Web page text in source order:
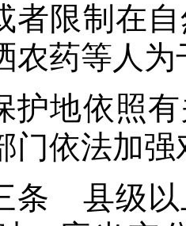
者限制在
农药等人
护地依照
门依法加
条 县级以